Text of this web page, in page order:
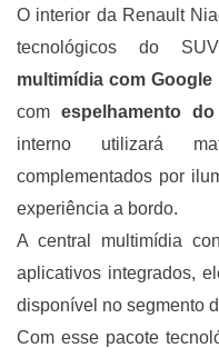
O interior da Renault
tecnológicos do
multimídia com
com espelhamento
interno utilizará
complementados por
experiência a bordo.
A central multimídia
aplicativos integrados,
disponível no segmento
Com esse pacote